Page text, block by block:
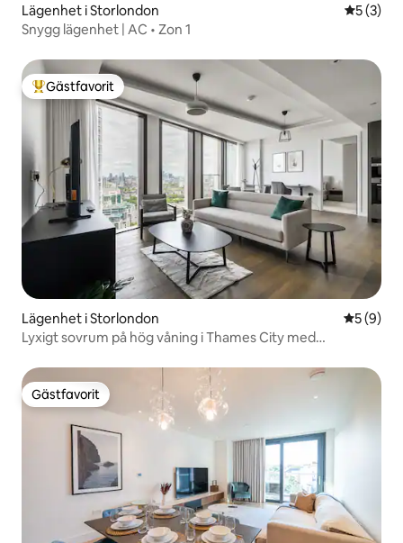
Lägenhet i Storlondon 5 av 5 i
5 (3)
Snygg lägenhet | AC • Zon 1
Populär gästfavorit
Gästfavorit
Lägenhet i Storlondon 5 av 5 i
5 (9)
Lyxigt sovrum på hög våning i Thames City med
Gästfavorit
Gästfavorit